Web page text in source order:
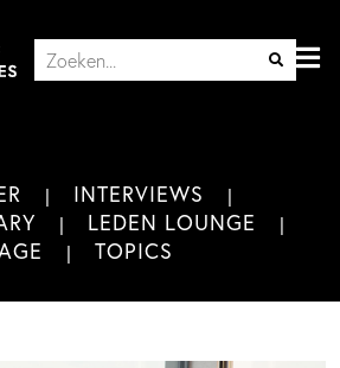
INTERVIEWS
LEDEN LOUNGE
TOPICS